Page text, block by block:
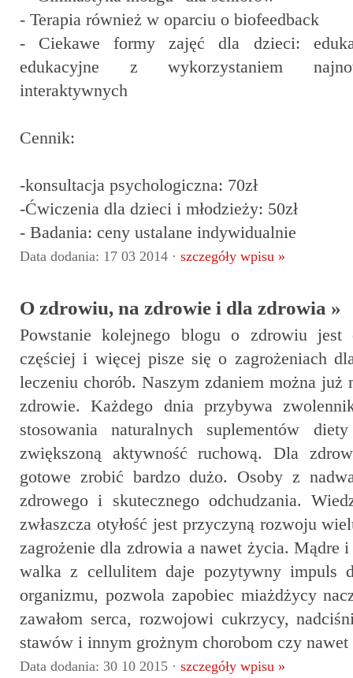
- Terapia również w oparciu o biofeedback
- Ciekawe formy zajęć dla dzieci:
edukacyjne z wykorzystaniem
interaktywnych
Cennik:
-konsultacja psychologiczna: 70zł
-Ćwiczenia dla dzieci i młodzieży: 50zł
- Badania: ceny ustalane indywidualnie
Data dodania: 17 03 2014 · szczegóły wpisu »
O zdrowiu, na zdrowie i dla zdrowia »
Powstanie kolejnego blogu o zdrowiu
częściej i więcej pisze się o zagrożeniach
leczeniu chorób. Naszym zdaniem można
zdrowie. Każdego dnia przybywa
stosowania naturalnych suplementów
zwiększoną aktywność ruchową. Dla
gotowe zrobić bardzo dużo. Osoby z
zdrowego i skutecznego odchudzania.
zwłaszcza otyłość jest przyczyną rozwoju
zagrożenie dla zdrowia a nawet życia. Mądre
walka z cellulitem daje pozytywny impuls
organizmu, pozwola zapobiec miażdżycy
zawałom serca, rozwojowi cukrzycy,
stawów i innym grożnym chorobom czy
Data dodania: 30 10 2015 · szczegóły wpisu »